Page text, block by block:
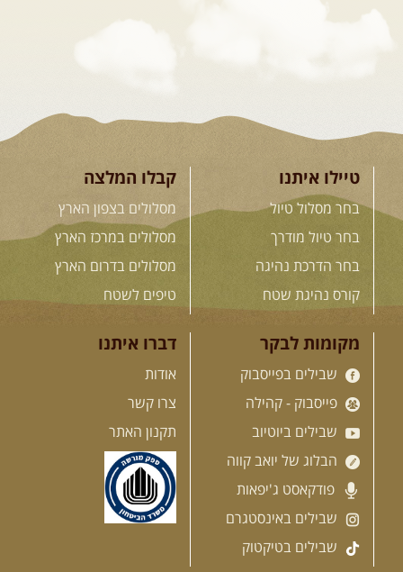
12-13.08.2026 רביעי-חמישי
בלדה בין כוכבים במכתש רמון-
בחרנו לילה מיוחד לטיול מיוחד!
השמיים יהיו נקיים, הכוכבים ...
[המשך]
14.08.2026 שישי- מעיינות
ואתגרים בצפון הרמה
מסלול חדש בצפון רמת הגולן בהובלת
[המשך]
15.08.2026 שבת- חדש! נופי
הגליל ונחל צלמון
נצא מצומת גולנו למסע שטח מרתק
בגליל. נבקר בקבר יתרו, ...
טיילו איתנו
בחר מסלול טיול
בחר טיול מודרך
בחר הדרכת נהיגה
קורס נהיגת שטח
קבלו המלצה
מסלולים בצפון הארץ
מסלולים במרכז הארץ
מסלולים בדרום הארץ
טיפים לשטח
מקומות לבקר
שבילים בפייסבוק
פייסבוק - קהילה
שבילים ביוטיוב
הבלוג של יואב קווה
פודקאסט ג'יפאות
שבילים באינסטגרם
שבילים בטיקטוק
דברו איתנו
אודות
צרו קשר
תקנון האתר